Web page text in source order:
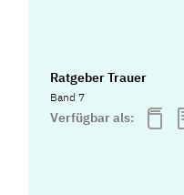
Ratgeber Trauer
Band 7
Verfügbar als: